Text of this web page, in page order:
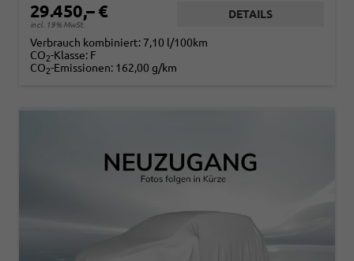
29.450,– €
incl. 19% MwSt.
DETAILS
Verbrauch kombiniert: 7,10 l/100km
CO2-Klasse: F
CO2-Emissionen: 162,00 g/km